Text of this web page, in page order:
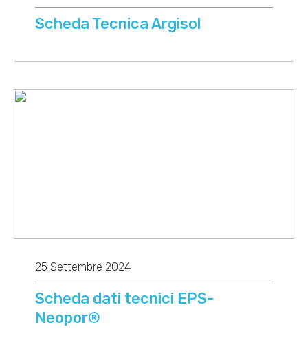
Scheda Tecnica Argisol
25 Settembre 2024
Scheda dati tecnici EPS-
Neopor®